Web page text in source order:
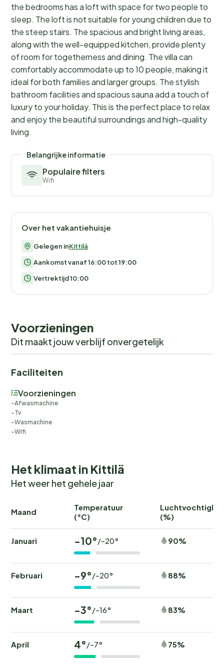
the bedrooms has a loft with space for two people to
sleep. The loft is not suitable for young children due to
the steep stairs. The spacious and bright living areas,
along with the well-equipped kitchen, provide plenty
of room for togetherness and dining. The villa can
comfortably accommodate up to 10 people, making it
ideal for both families and larger groups. The stylish
bathroom facilities and spacious sauna add a touch of
luxury to your holiday. This is the perfect place to relax
and enjoy the beautiful surroundings and high-quality
living.
Belangrijke informatie
Populaire filters
Wifi
Over het vakantiehuisje
Gelegen inKittilä
Aankomst vanaf 16:00 tot 19:00
Vertrektijd 10:00
Voorzieningen
Dit maakt jouw verblijf onvergetelijk
Faciliteiten
Voorzieningen
Afwasmachine
Tv
Wasmachine
Wifi
Het klimaat in Kittilä
Het weer het gehele jaar
Maand
Temperatuur
(°C)
(%)
Januari -10°/-20° 90%
Februari -9°/-20° 88%
Maart -3°/-16° 83%
April 4°/-7° 75%